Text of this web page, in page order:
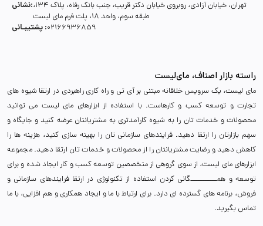
نشانی:تهران، خیابان آزادی، روبروی خیابان دکتر قریب، جنب بانک رفاه، پلاک 134،
طبقه سوم، واحد 18، پلت فرم مای لیست
پشتیبـانی :02166936859
راسته بازار اصناف، مای‌لیست
مای لیست، یک سرویس خلاقانه مبتنی بر آی تی و راه کاری راهبردی در ارتقا شیوه های
تجارت و توسعه کسب و کارهاست. با استفاده از ابزارهای مای لیست می توانید
محصولات و خدمات تان را به شیوه کارآمدتری به مشتریانتان عرضه کنید و جایگاه و
سهم بازارتان را ارتقا دهید. فرایندهای سازمانی تان را بهینه سازی کنید، هزینه ها را
کاهش دهید و رضایت مشتریانتان را از محصولات و خدمات تان ارتقا دهید. مجموعه
ابزارهای مای لیست، از سوی گروهی از متخصصین توسعه کسب و کار ایجاد شده و برای
توسعه و همـــــــــــگانی کردن استفاده از تکنولوژی در ارتقا فرایندهای سازمانی و
فروش، برنامه های گسترده ای دارد. برای ارتباط با ما و ایجاد همکاری و هم افزایی، با ما
تماس بگیرید.